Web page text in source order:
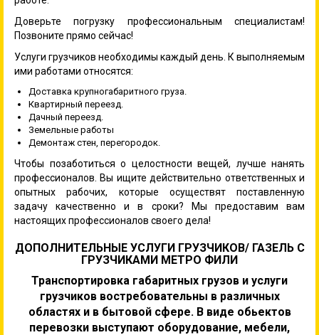
Доверьте погрузку профессиональным специалистам!
Позвоните прямо сейчас!
Услуги грузчиков необходимы каждый день. К выполняемым
ими работами относятся:
Доставка крупногабаритного груза.
Квартирный переезд.
Дачный переезд.
Земельные работы
Демонтаж стен, перегородок.
Чтобы позаботиться о целостности вещей, лучше нанять
профессионалов. Вы ищите действительно ответственных и
опытных рабочих, которые осуществят поставленную
задачу качественно и в сроки? Мы предоставим вам
настоящих профессионалов своего дела!
ДОПОЛНИТЕЛЬНЫЕ УСЛУГИ ГРУЗЧИКОВ/ ГАЗЕЛЬ С
ГРУЗЧИКАМИ МЕТРО ФИЛИ
Транспортировка габаритных грузов и услуги
грузчиков востребовательны в различных
областях и в бытовой сфере. В виде обьектов
перевозки выступают оборудование, мебели,